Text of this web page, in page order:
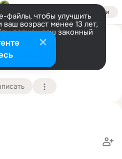
Войти
файлы, чтобы улучшить
возраст менее 13 лет,
должен ваш законный
информации
декабря (47 лет)